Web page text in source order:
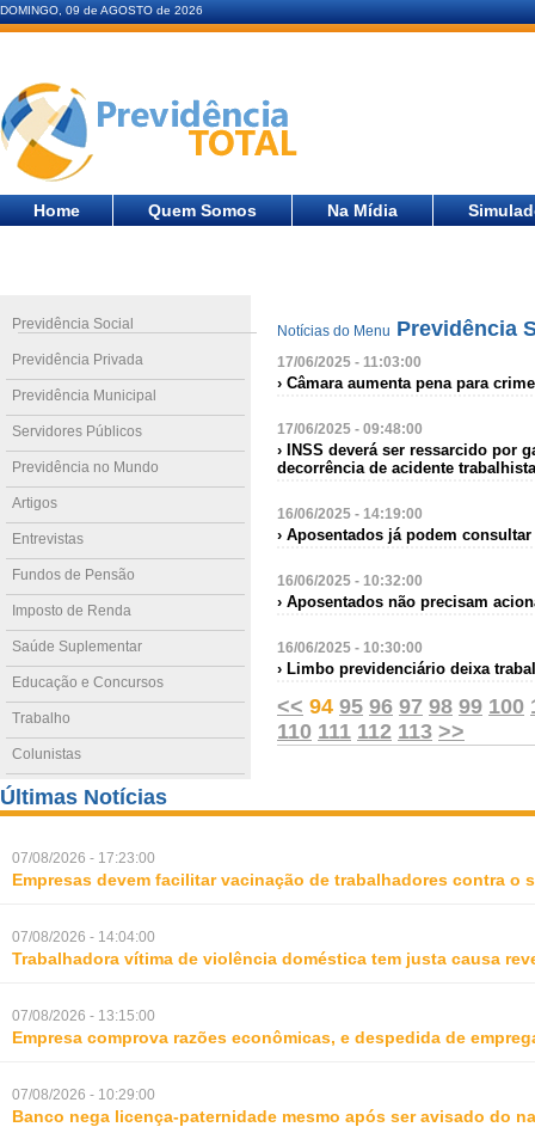
DOMINGO, 09 de AGOSTO de 2026
Home Quem Somos Na Mídia
Previdência Social
Previdência Privada
Previdência Municipal
Servidores Públicos
Previdência no Mundo
Artigos
Entrevistas
Fundos de Pensão
Imposto de Renda
Saúde Suplementar
Educação e Concursos
Trabalho
Colunistas
Notícias do Menu Previdência
17/06/2025 - 11:03:00
› Câmara aumenta pena para
17/06/2025 - 09:48:00
› INSS deverá ser ressarcido por
decorrência de acidente trabalhista
16/06/2025 - 14:19:00
› Aposentados já podem
16/06/2025 - 10:32:00
› Aposentados não precisam
16/06/2025 - 10:30:00
› Limbo previdenciário deixa
<< 94 95 96 97 98 99 100
110 111 112 113 >>
Últimas Notícias
07/08/2026 - 17:23:00
Empresas devem facilitar vacinação de trabalhadores contra o
07/08/2026 - 14:04:00
Trabalhadora vítima de violência doméstica tem justa causa
07/08/2026 - 13:15:00
Empresa comprova razões econômicas, e despedida de
07/08/2026 - 10:29:00
Banco nega licença-paternidade mesmo após ser avisado do